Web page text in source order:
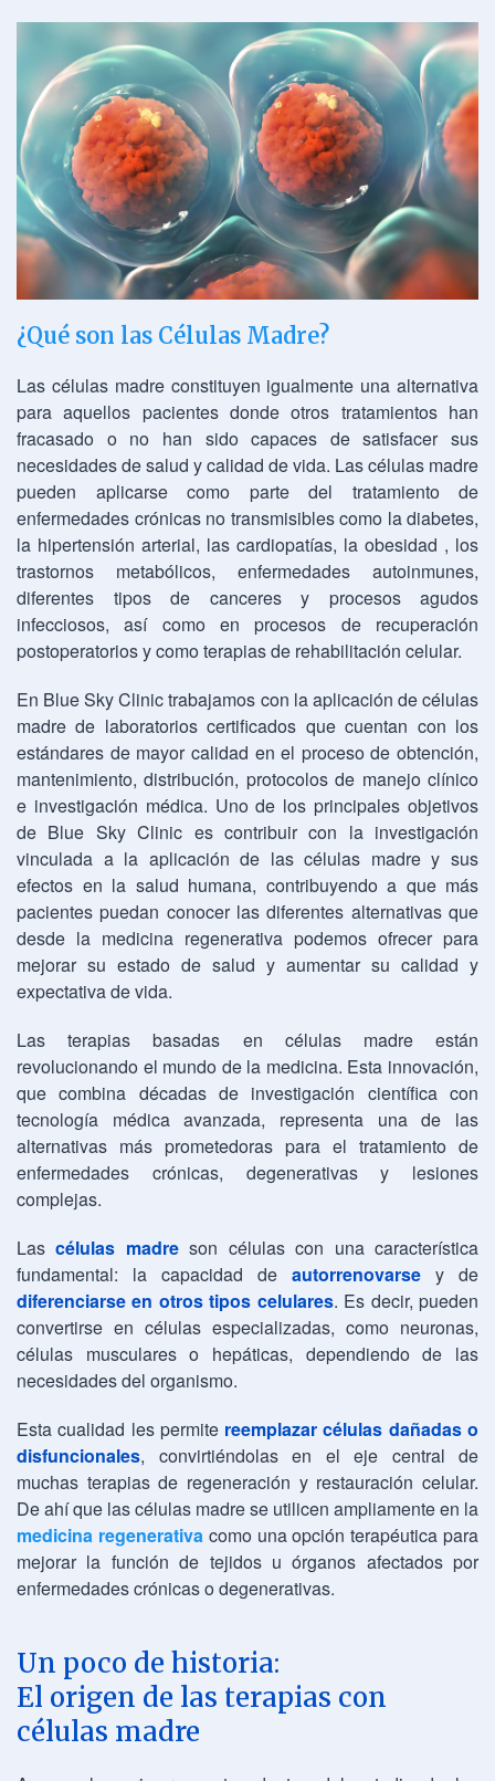
¿Qué son las Células Madre?
Las células madre constituyen igualmente una alternativa
para aquellos pacientes donde otros tratamientos han
fracasado o no han sido capaces de satisfacer sus
necesidades de salud y calidad de vida. Las células madre
pueden aplicarse como parte del tratamiento de
enfermedades crónicas no transmisibles como la diabetes,
la hipertensión arterial, las cardiopatías, la obesidad , los
trastornos metabólicos, enfermedades autoinmunes,
diferentes tipos de canceres y procesos agudos
infecciosos, así como en procesos de recuperación
postoperatorios y como terapias de rehabilitación celular.
En Blue Sky Clinic trabajamos con la aplicación de células
madre de laboratorios certificados que cuentan con los
estándares de mayor calidad en el proceso de obtención,
mantenimiento, distribución, protocolos de manejo clínico
e investigación médica. Uno de los principales objetivos
de Blue Sky Clinic es contribuir con la investigación
vinculada a la aplicación de las células madre y sus
efectos en la salud humana, contribuyendo a que más
pacientes puedan conocer las diferentes alternativas que
desde la medicina regenerativa podemos ofrecer para
mejorar su estado de salud y aumentar su calidad y
expectativa de vida.
Las terapias basadas en células madre están
revolucionando el mundo de la medicina. Esta innovación,
que combina décadas de investigación científica con
tecnología médica avanzada, representa una de las
alternativas más prometedoras para el tratamiento de
enfermedades crónicas, degenerativas y lesiones
complejas.
Lascélulas madreson células con una característica
fundamental: la capacidad de autorrenovarse y de
diferenciarse en otros tipos celulares. Es decir, pueden
convertirse en células especializadas, como neuronas,
células musculares o hepáticas, dependiendo de las
necesidades del organismo.
Esta cualidad les permite reemplazar células dañadas o
disfuncionales, convirtiéndolas en el eje central de
muchas terapias de regeneración y restauración celular.
De ahí que las células madre se utilicen ampliamente en la
medicina regenerativacomo una opción terapéutica para
mejorar la función de tejidos u órganos afectados por
enfermedades crónicas o degenerativas.
Un poco de historia:
El origen de las terapias con
células madre